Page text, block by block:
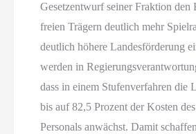
Gesetzentwurf seiner Fraktion den
freien Trägern deutlich mehr
deutlich höhere Landesförderung
werden in
dass in einem Stufenverfahren die
bis auf 82,5 Prozent der Kosten
Personals anwächst. Damit